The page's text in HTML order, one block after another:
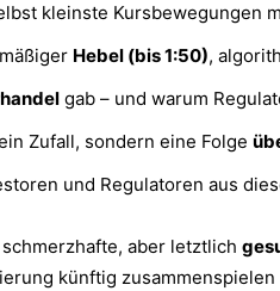
kleinste Kursbewegungen
Hebel (bis 1:50),
gab – und warum
Zufall, sondern eine Folge
und Regulatoren aus
aber letztlich
künftig